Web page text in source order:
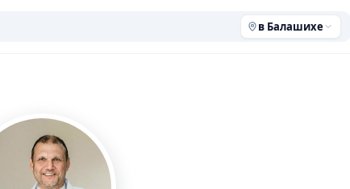
в Балашихе